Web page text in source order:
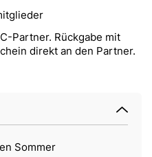
Partner. Rückgabe mit
direkt an den Partner.
Sommer